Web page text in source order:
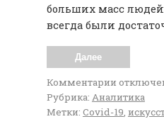
больших масс
всегда были
Далее
Комментарии
Рубрика: Аналитика
Метки: Covid-19,